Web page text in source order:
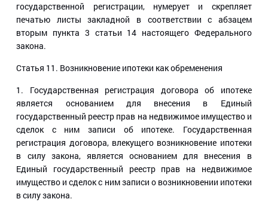
государственной регистрации, нумерует и скрепляет
печатью листы закладной в соответствии с абзацем
вторым пункта 3 статьи 14 настоящего Федерального
закона.
Статья 11 . Возникновение ипотеки как обременения
1. Государственная регистрация договора об ипотеке
является основанием для внесения в Единый
государственный реестр прав на недвижимое имущество и
сделок с ним записи об ипотеке. Государственная
регистрация договора, влекущего возникновение ипотеки
в силу закона, является основанием для внесения в
Единый государственный реестр прав на недвижимое
имущество и сделок с ним записи о возникновении ипотеки
в силу закона.